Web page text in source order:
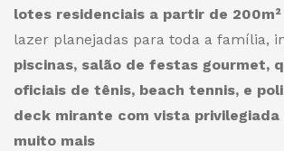
lotes residenciais a partir de 200m²
lazer planejadas para toda a família,
piscinas, salão de festas gourmet,
oficiais de tênis, beach tennis, e
deck mirante com vista privilegiada
muito mais